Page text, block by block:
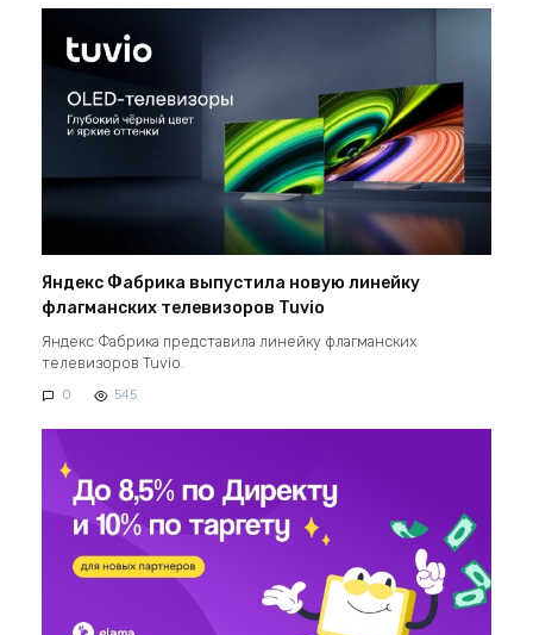
Яндекс Фабрика выпустила новую линейку
флагманских телевизоров Tuvio
Яндекс Фабрика представила линейку флагманских
телевизоров Tuvio.
0 545